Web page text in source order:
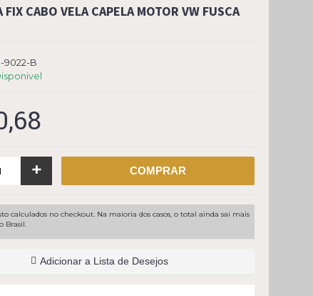
FIX CABO VELA CAPELA MOTOR VW FUSCA
9022-B
+ COMPRAR
calculados no checkout. Na maioria dos casos, o total ainda sai mais
Brasil.
Adicionar a Lista de Desejos